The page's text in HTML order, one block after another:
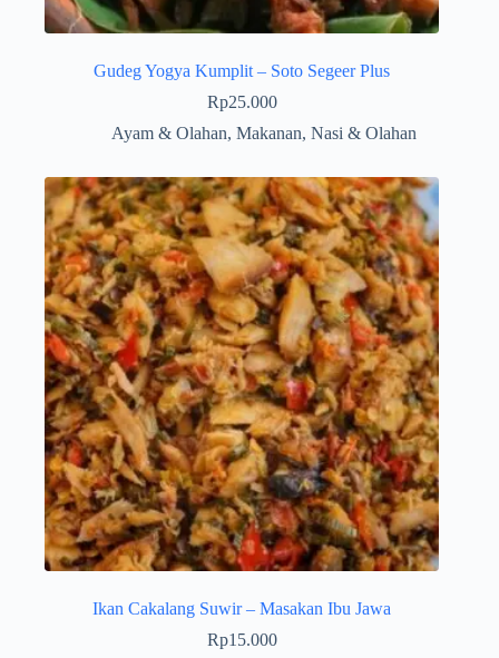
Gudeg Yogya Kumplit – Soto Segeer Plus
Rp25.000
Ayam & Olahan,Makanan,Nasi & Olahan
Ikan Cakalang Suwir – Masakan Ibu Jawa
Rp15.000